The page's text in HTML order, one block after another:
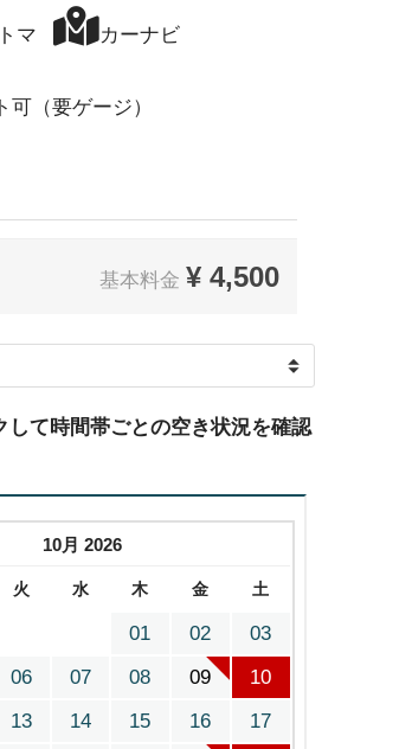
マ カーナビ
可（要ゲージ）
基本料金 ¥ 4,500
て時間帯ごとの空き状況を確認
10月 2026
火 水 木 金 土
01 02
03
06 07 08 09
10
13 14 15 16
17